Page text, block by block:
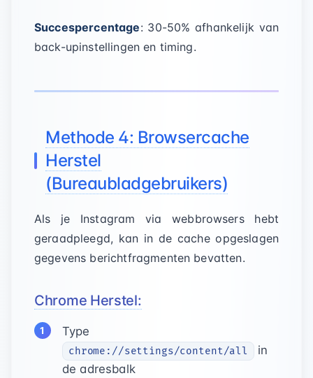
Succespercentage: 30-50% afhankelijk van
back-upinstellingen en timing.
Methode 4: Browsercache
Herstel
(Bureaubladgebruikers)
Als je Instagram via webbrowsers hebt
geraadpleegd, kan in de cache opgeslagen
gegevens berichtfragmenten bevatten.
Chrome Herstel:
Type
chrome://settings/content/all
in
de adresbalk